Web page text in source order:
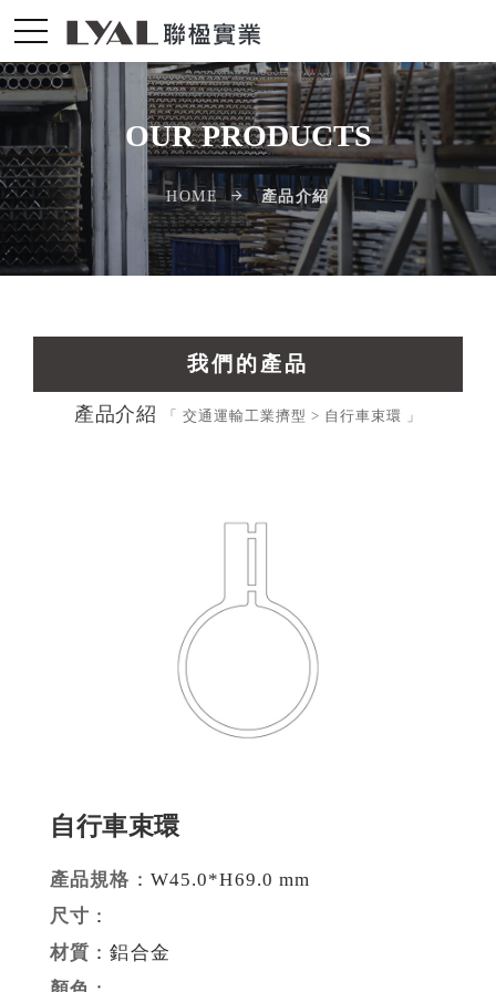
OUR PRODUCTS
HOME 產品介紹
我們的產品
交通運輸工業擠型
建材裝潢鋁擠型
食品烘焙用模型
消費電子類擠型
通用規格鋁擠型
衛浴五金鋁擠型
機械設備部件擠型
產品介紹 「 交通運輸工業擠型 > 自行車束環 」
自行車束環
產品規格 ：W45.0*H69.0 mm
尺寸 ：
材質 ：鋁合金